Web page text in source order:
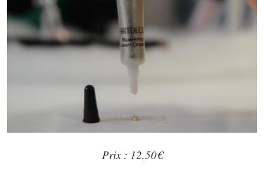
Prix : 12,50€